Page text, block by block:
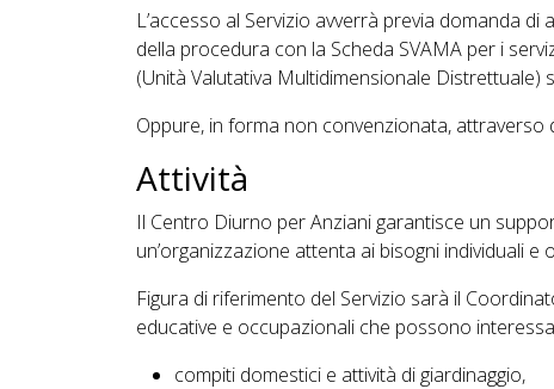
L’accesso al Servizio avverrà previa domanda di
della procedura con la Scheda SVAMA per i
(Unità Valutativa Multidimensionale
Oppure, in forma non convenzionata,
Attività
Il Centro Diurno per Anziani garantisce un
un’organizzazione attenta ai bisogni individuali
Figura di riferimento del Servizio sarà il
educative e occupazionali che possono
compiti domestici e attività di giardinaggio,